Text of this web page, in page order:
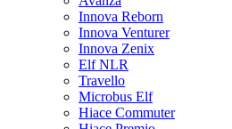
Innova Reborn
Innova Venturer
Innova Zenix
Elf NLR
Travello
Microbus Elf
Hiace Commuter